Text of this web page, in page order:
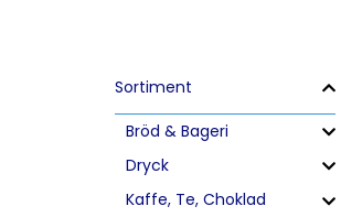
Sortiment
Bröd & Bageri
Dryck
Kaffe, Te, Choklad